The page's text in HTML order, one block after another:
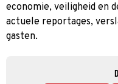
economie, veiligheid en
actuele reportages,
gasten.